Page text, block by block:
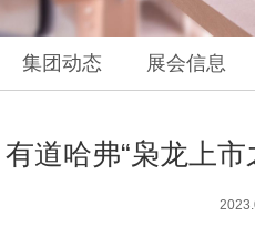
集团动态 展会信息
有道哈弗“枭龙上